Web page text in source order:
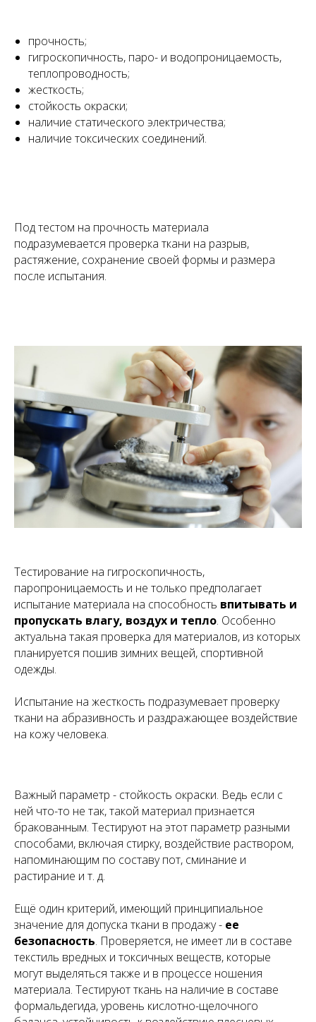
прочность;
гигроскопичность, паро- и водопроницаемость,
теплопроводность;
жесткость;
стойкость окраски;
наличие статического электричества;
наличие токсических соединений.
Под тестом на прочность материала
подразумевается проверка ткани на разрыв,
растяжение, сохранение своей формы и размера
после испытания.
Тестирование на гигроскопичность,
паропроницаемость и не только предполагает
испытание материала на способность впитывать и
пропускать влагу, воздух и тепло. Особенно
актуальна такая проверка для материалов, из которых
планируется пошив зимних вещей, спортивной
одежды.
Испытание на жесткость подразумевает проверку
ткани на абразивность и раздражающее воздействие
на кожу человека.
Важный параметр - стойкость окраски. Ведь если с
ней что-то не так, такой материал признается
бракованным. Тестируют на этот параметр разными
способами, включая стирку, воздействие раствором,
напоминающим по составу пот, сминание и
растирание и т. д.
Ещё один критерий, имеющий принципиальное
значение для допуска ткани в продажу - ее
безопасность. Проверяется, не имеет ли в составе
текстиль вредных и токсичных веществ, которые
могут выделяться также и в процессе ношения
материала. Тестируют ткань на наличие в составе
формальдегида, уровень кислотно-щелочного